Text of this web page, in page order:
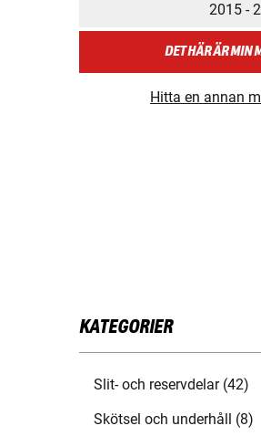
2015 -
DET HÄR ÄR MIN
Hitta en annan
KATEGORIER
Slit- och reservdelar (42)
Skötsel och underhåll (8)